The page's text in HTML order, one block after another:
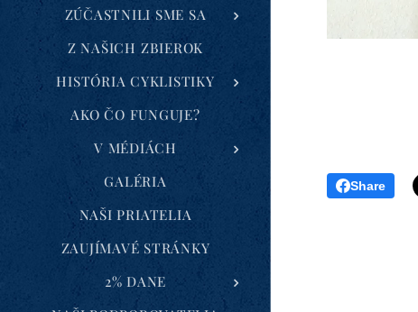
ZÚČASTNILI SME SA
Z NAŠICH ZBIEROK
HISTÓRIA CYKLISTIKY
AKO ČO FUNGUJE?
V MÉDIÁCH
GALÉRIA
NAŠI PRIATELIA
ZAUJÍMAVÉ STRÁNKY
2% DANE
Share